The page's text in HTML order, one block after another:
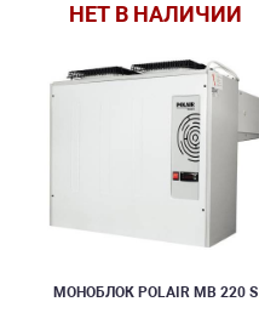
НЕТ В НАЛИЧИИ
МОНОБЛОК POLAIR MB 220 S